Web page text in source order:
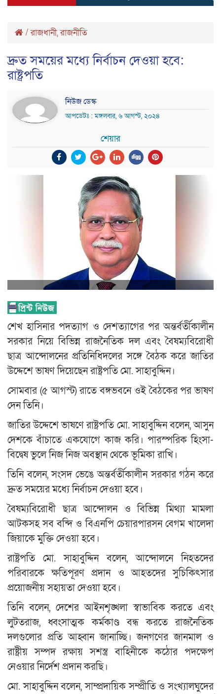
/রাজধানী,রাজনীতি
দ্রুত সময়ের মধ্যে নির্বাচন দেওয়া হবে:
রাষ্ট্রপতি
নিউজ ডেস্ক
আপডেটঃ : মঙ্গলবার, ৬ আগস্ট, ২০২৪
শেয়ার
শেখ হাসিনার পদত্যাগ ও দেশত্যাগের পর অন্তর্বর্তীকালীন
সরকার নিয়ে বিভিন্ন রাজনৈতিক দল এবং বৈষম্যবিরোধী
ছাত্র আন্দোলনের প্রতিনিধিদলের সঙ্গে বৈঠক করে জাতির
উদ্দেশে ভাষণ দিয়েছেন রাষ্ট্রপতি মো. সাহাবুদ্দিন।
সোমবার (৫ আগস্ট) রাতে বঙ্গভবনে ওই বৈঠকের পর ভাষণ
দেন তিনি।
জাতির উদ্দেশে ভাষণে রাষ্ট্রপতি মো. সাহাবুদ্দিন বলেন, আসুন
দেশকে বাঁচাতে একযোগে কাজ করি। পারস্পরিক হিংসা-
বিদ্বেষ ভুলে নিজ নিজ অবস্থান থেকে ভূমিকা রাখি।
তিনি বলেন, সংসদ ভেঙে অন্তর্বর্তীকালীন সরকার গঠন করে
দ্রুত সময়ের মধ্যে নির্বাচন দেওয়া হবে।
বৈষম্যবিরোধী ছাত্র আন্দোলন ও বিভিন্ন মিথ্যা মামলা
আটকসহ সব বন্দি ও বিএনপি চেয়ারপারসন বেগম খালেদা
জিয়াকে মুক্তি দেওয়া হবে।
রাষ্ট্রপতি মো. সাহাবুদ্দিন বলেন, আন্দোলনে নিহতদের
পরিবারকে ক্ষতিপূরণ প্রদান ও আহতদের সুচিকিৎসার
প্রয়োজনীয় সহায়তা দেওয়া হবে।
তিনি বলেন, দেশের আইনশৃঙ্খলা স্বাভাবিক করতে এবং
লুটতরাজ, ধ্বংসাত্মক কর্মকাণ্ড বন্ধ করতে রাজনৈতিক
দলগুলোর প্রতি আহ্বান জানাচ্ছি। জনগণের জানমাল ও
রাষ্ট্রীয় সম্পদ রক্ষায় সশস্ত্র বাহিনীকে কঠোর পদক্ষেপ
নেওয়ার নির্দেশ প্রদান করছি।
মো. সাহাবুদ্দিন বলেন, সাম্প্রদায়িক সম্প্রীতি ও সংখ্যালঘুদের